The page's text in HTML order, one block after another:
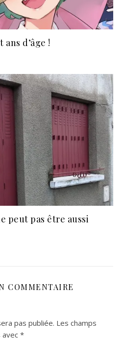
d’âge !
peut pas être aussi
COMMENTAIRE
pas publiée. Les champs
avec *